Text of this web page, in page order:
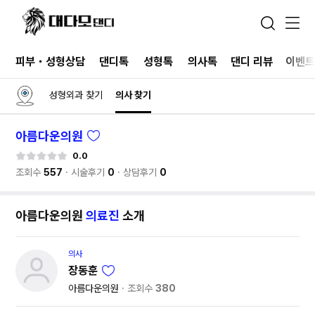
피부・성형상담 댄디톡 성형톡 의사톡 댄디 리뷰 이벤트
성형외과 찾기 의사 찾기
아름다운의원
0.0
조회수557 시술후기 0 상담후기 0
아름다운의원 의료진 소개
의사
장동훈
아름다운의원 조회수 380